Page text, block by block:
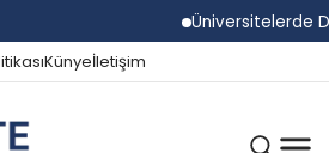
Üniversitelerde
Künyeİletişim